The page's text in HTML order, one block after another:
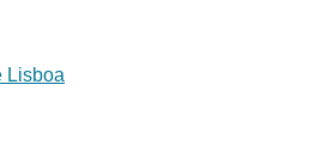
Lisboa